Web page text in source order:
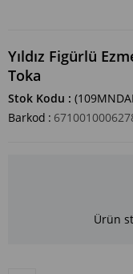
Yıldız Figürlü
Toka
Stok Kodu
Barkod :
Ürün